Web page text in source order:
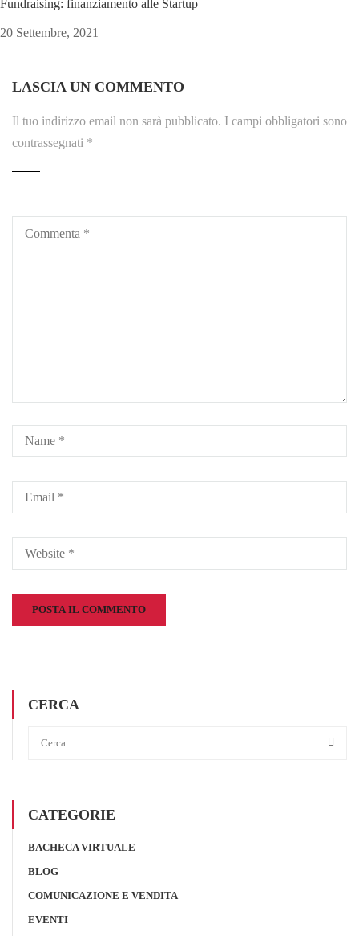
Fundraising: finanziamento alle Startup
20 Settembre, 2021
LASCIA UN COMMENTO
Il tuo indirizzo email non sarà pubblicato. I campi obbligatori sono
contrassegnati *
CERCA
CATEGORIE
BACHECA VIRTUALE
BLOG
COMUNICAZIONE E VENDITA
EVENTI